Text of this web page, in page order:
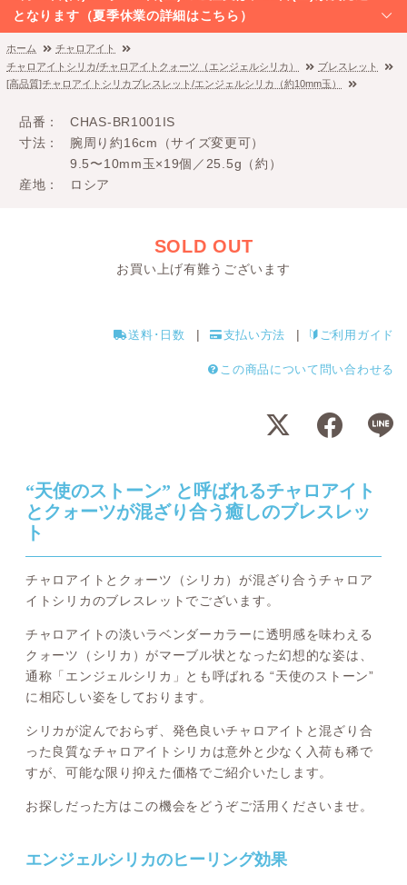
となります（夏季休業の詳細はこちら）
ホーム
チャロアイト
チャロアイトシリカ/チャロアイトクォーツ（エンジェルシリカ）
ブレスレット
[高品質]チャロアイトシリカブレスレット/エンジェルシリカ（約10mm玉）
品番
CHAS-BR1001IS
寸法
腕周り約16cm（サイズ変更可）
9.5〜10mm玉×19個／25.5g（約）
産地
ロシア
SOLD OUT
お買い上げ有難うございます
送料･日数 支払い方法 ご利用ガイド
この商品について問い合わせる
“天使のストーン” と呼ばれるチャロアイト
とクォーツが混ざり合う癒しのブレスレッ
ト
チャロアイトとクォーツ（シリカ）が混ざり合うチャロア
イトシリカのブレスレットでございます。
チャロアイトの淡いラベンダーカラーに透明感を味わえる
クォーツ（シリカ）がマーブル状となった幻想的な姿は、
通称「エンジェルシリカ」とも呼ばれる “天使のストーン”
に相応しい姿をしております。
シリカが淀んでおらず、発色良いチャロアイトと混ざり合
った良質なチャロアイトシリカは意外と少なく入荷も稀で
すが、可能な限り抑えた価格でご紹介いたします。
お探しだった方はこの機会をどうぞご活用くださいませ。
エンジェルシリカのヒーリング効果